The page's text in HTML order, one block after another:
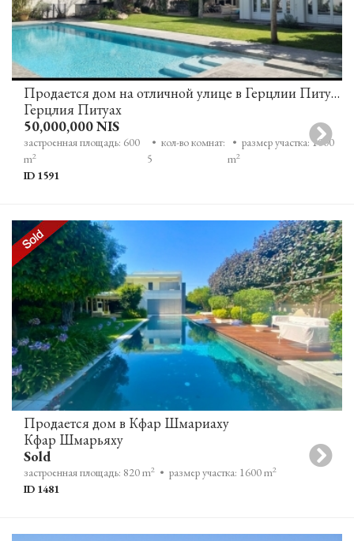
Продается дом на отличной улице в Герцлии Питуах
Герцлия Питуах
50,000,000 NIS
застроенная площадь: 600
m2
• кол-во комнат:
5
• размер участка: 1000
m2
ID 1591
Продается дом в Кфар Шмариаху
Кфар Шмарьяху
Sold
застроенная площадь: 820 m2 • размер участка: 1600 m2
ID 1481